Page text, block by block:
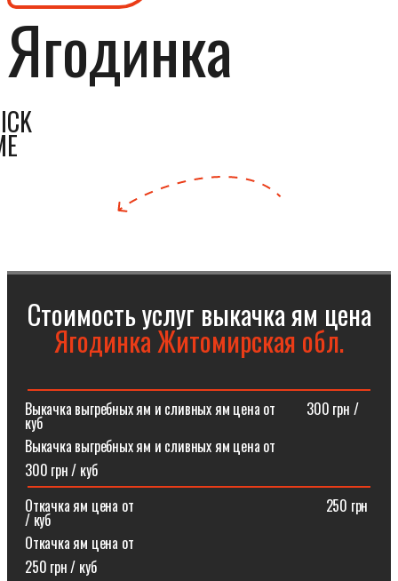
Ягодинка
Стоимость услуг выкачка ям цена
Ягодинка Житомирская обл.
Выкачка выгребных ям и сливных ям цена от⠀⠀⠀300 грн /
куб
Выкачка выгребных ям и сливных ям цена от
300 грн / куб
Откачка ям цена от ⠀⠀⠀⠀⠀⠀⠀⠀⠀⠀⠀⠀⠀⠀⠀⠀⠀⠀250 грн
/ куб
Откачка ям цена от
250 грн / куб